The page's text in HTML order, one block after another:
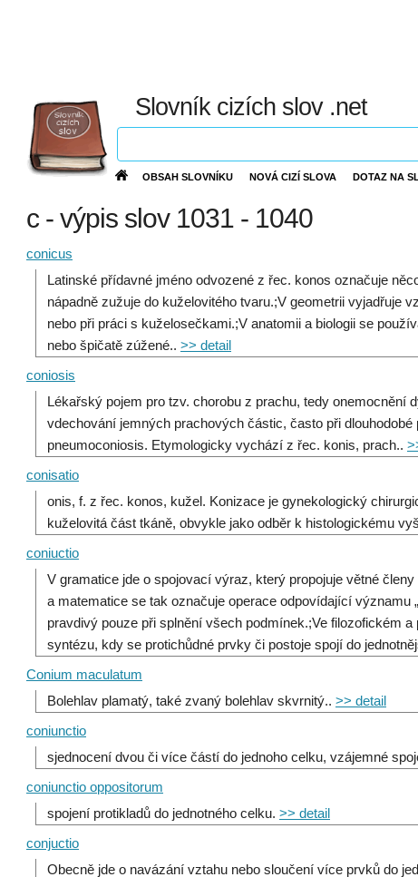
Slovník cizích slov .net
OBSAH SLOVNÍKU NOVÁ CIZÍ SLOVA DOTAZ NA
c - výpis slov 1031 - 1040
conicus
Latinské přídavné jméno odvozené z řec. konos označuje
nápadně zužuje do kuželovitého tvaru.;V geometrii vyjadřuje
nebo při práci s kuželosečkami.;V anatomii a biologii se
nebo špičatě zúžené.. >> detail
coniosis
Lékařský pojem pro tzv. chorobu z prachu, tedy onemocnění
vdechování jemných prachových částic, často při
pneumoconiosis. Etymologicky vychází z řec. konis, prach..
conisatio
onis, f. z řec. konos, kužel. Konizace je gynekologický
kuželovitá část tkáně, obvykle jako odběr k histologickému
coniuctio
V gramatice jde o spojovací výraz, který propojuje větné
a matematice se tak označuje operace odpovídající významu
pravdivý pouze při splnění všech podmínek.;Ve filozofickém
syntézu, kdy se protichůdné prvky či postoje spojí do
Conium maculatum
Bolehlav plamatý, také zvaný bolehlav skvrnitý.. >> detail
coniunctio
sjednocení dvou či více částí do jednoho celku, vzájemné
coniunctio oppositorum
spojení protikladů do jednotného celku. >> detail
conjuctio
Obecně jde o navázání vztahu nebo sloučení více prvků do